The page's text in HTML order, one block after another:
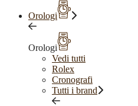
Orologi
Orologi
Vedi tutti
Rolex
Cronografi
Tutti i brand